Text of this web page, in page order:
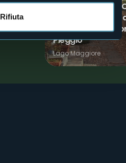
Rifiuta
PERCORSO
"Nordic Walking
Oggebbio -
Pieggio
Lago Maggiore